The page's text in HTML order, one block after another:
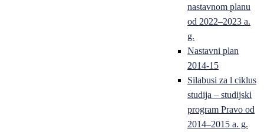
nastavnom planu
od 2022–2023 a.
g.
Nastavni plan
2014-15
Silabusi za l ciklus
studija – studijski
program Pravo od
2014–2015 a. g.